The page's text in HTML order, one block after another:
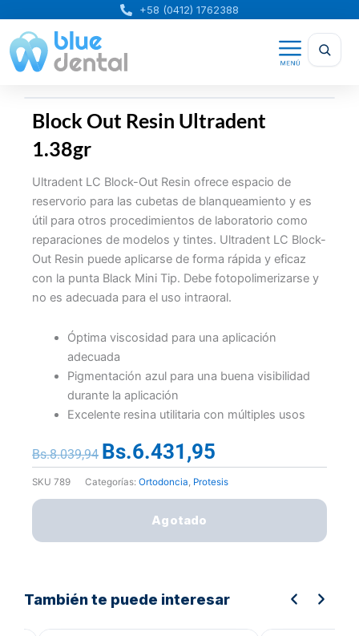
contenido
+58 (0412) 1762388
Block Out Resin Ultradent
1.38gr
Ultradent LC Block-Out Resin ofrece espacio de
reservorio para las cubetas de blanqueamiento y es
útil para otros procedimientos de laboratorio como
reparaciones de modelos y tintes. Ultradent LC Block-
Out Resin puede aplicarse de forma rápida y eficaz
con la punta Black Mini Tip. Debe fotopolimerizarse y
no es adecuada para el uso intraoral.
Óptima viscosidad para una aplicación
adecuada
Pigmentación azul para una buena visibilidad
durante la aplicación
Excelente resina utilitaria con múltiples usos
Bs.8.039,94 El
precio
original
Bs.8.039,94.
Bs.6.431,95
precio
actual
SKU 789 Categorías: Ortodoncia, Protesis
Agotado
También te puede interesar